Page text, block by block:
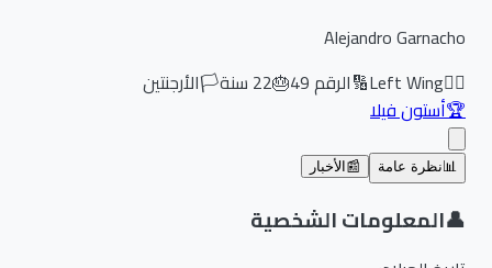
Alejandro Garnacho
Left Wing
🔢الرقم49
🎂
22سنة🏳️الأرجنتين
أستون فيلا
نظرة عامة 📰 الأخبار
المعلومات الشخصية